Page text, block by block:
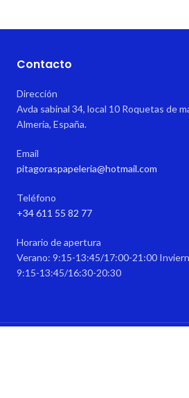
Contacto
Dirección
Avda sabinal 34, local 10 Roquetas de
Almería, España.
Email
pitagoraspapeleria@hotmail.com
Teléfono
+34 611 55 82 77
Horario de apertura
Verano: 9:15-13:45/17:00-21:00
9:15-13:45/16:30-20:30